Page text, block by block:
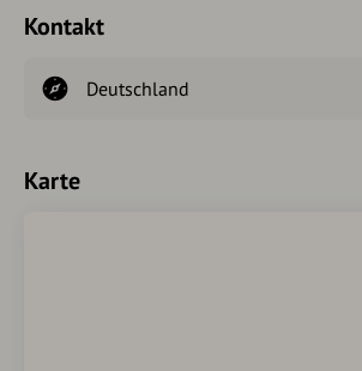
Kontakt
Deutschland
Karte